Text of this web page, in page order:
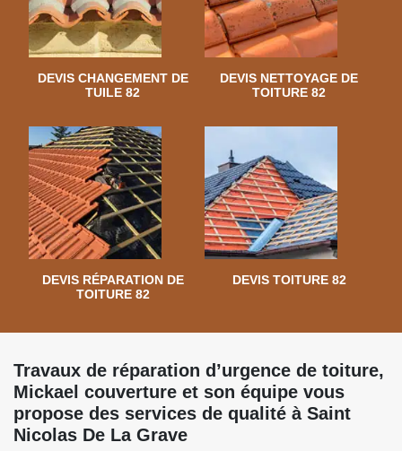
DEVIS CHANGEMENT DE
TUILE 82
DEVIS NETTOYAGE DE
TOITURE 82
DEVIS RÉPARATION DE
TOITURE 82
DEVIS TOITURE 82
Travaux de réparation d’urgence de toiture,
Mickael couverture et son équipe vous
propose des services de qualité à Saint
Nicolas De La Grave